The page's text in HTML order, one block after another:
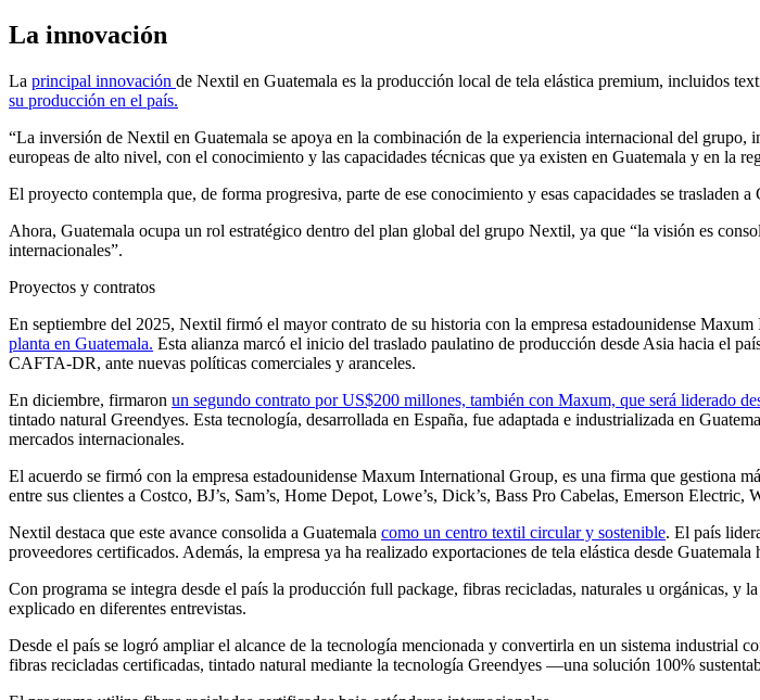
La innovación
La principal innovación de Nextil en Guatemala es la producción local de tela elástica premium, incluidos
su producción en el país.
“La inversión de Nextil en Guatemala se apoya en la combinación de la experiencia internacional del grupo,
europeas de alto nivel, con el conocimiento y las capacidades técnicas que ya existen en Guatemala y en la
El proyecto contempla que, de forma progresiva, parte de ese conocimiento y esas capacidades se
Ahora, Guatemala ocupa un rol estratégico dentro del plan global del grupo Nextil, ya que “la visión es
internacionales”.
Proyectos y contratos
En septiembre del 2025, Nextil firmó el mayor contrato de su historia con la empresa estadounidense
planta en Guatemala. Esta alianza marcó el inicio del traslado paulatino de producción desde Asia hacia el
CAFTA-DR, ante nuevas políticas comerciales y aranceles.
En diciembre, firmaron un segundo contrato por US$200 millones, también con Maxum, que será liderado
tintado natural Greendyes. Esta tecnología, desarrollada en España, fue adaptada e industrializada en
mercados internacionales.
El acuerdo se firmó con la empresa estadounidense Maxum International Group, es una firma que gestiona
entre sus clientes a Costco, BJ’s, Sam’s, Home Depot, Lowe’s, Dick’s, Bass Pro Cabelas, Emerson Electric,
Nextil destaca que este avance consolida a Guatemala como un centro textil circular y sostenible. El país
proveedores certificados. Además, la empresa ya ha realizado exportaciones de tela elástica desde
Con programa se integra desde el país la producción full package, fibras recicladas, naturales u orgánicas, y
explicado en diferentes entrevistas.
Desde el país se logró ampliar el alcance de la tecnología mencionada y convertirla en un sistema
fibras recicladas certificadas, tintado natural mediante la tecnología Greendyes —una solución 100%